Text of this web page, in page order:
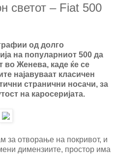
светот – Fiat 500
од долго
на популарниот 500 да
во Женева, каде ќе се
најавуваат класичен
странични носачи, за
на каросеријата.
за отворање на покривот, и
димензиите, простор има